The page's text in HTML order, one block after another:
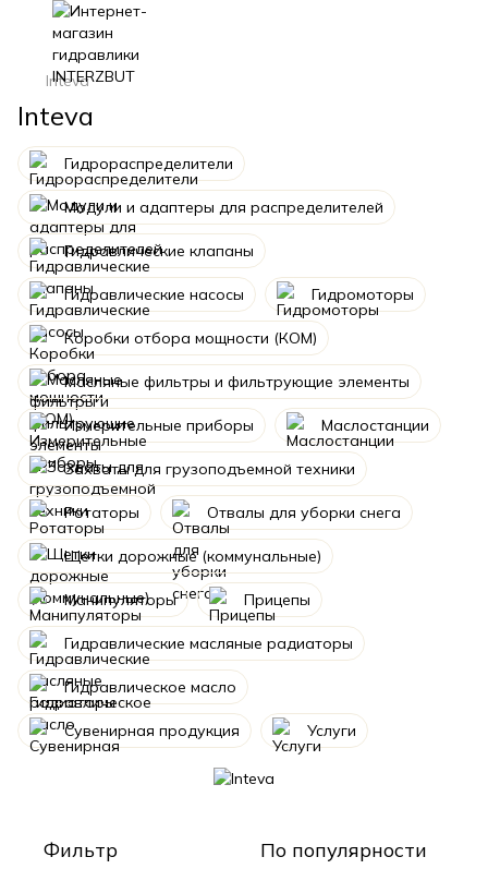
Inteva
Inteva
Гидрораспределители
Модули и адаптеры для распределителей
Гидравлические клапаны
Гидравлические насосы Гидромоторы
Коробки отбора мощности (КОМ)
Масляные фильтры и фильтрующие элементы
Измерительные приборы Маслостанции
Захваты для грузоподъемной техники
Ротаторы Отвалы для уборки снега
Щетки дорожные (коммунальные)
Манипуляторы Прицепы
Гидравлические масляные радиаторы
Гидравлическое масло
Сувенирная продукция Услуги
Фильтр По популярности